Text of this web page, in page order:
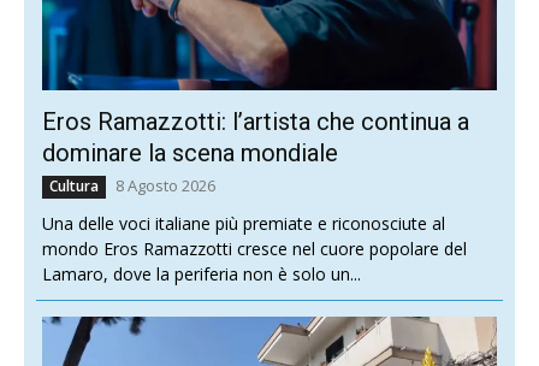
Eros Ramazzotti: l’artista che continua a
dominare la scena mondiale
Cultura 8 Agosto 2026
Una delle voci italiane più premiate e riconosciute al
mondo Eros Ramazzotti cresce nel cuore popolare del
Lamaro, dove la periferia non è solo un...